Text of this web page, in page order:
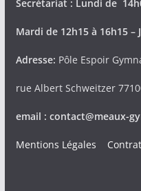
Secrétariat : Lundi de
Mardi de 12h15 à 16h15 –
Adresse: Pôle Espoir
rue Albert Schweitzer
email : contact@meaux-
Mentions Légales